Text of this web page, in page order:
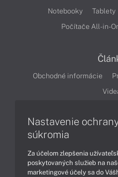
Notebooky Tablety
Počítače All-in-
Obchodné informácie
Ako nakupovať
Podpora a servis
Nastavenie
súkromia
Za účelom zlepšenia
poskytovaných služieb na
marketingové účely sa do